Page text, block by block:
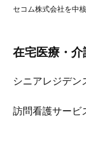
セコム株式会社を中
在宅医療・
シニアレジデン
訪問看護サービ